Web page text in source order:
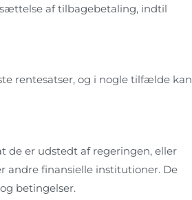
af tilbagebetaling, indtil
rentesatser, og i nogle tilfælde kan
de er udstedt af regeringen, eller
andre finansielle institutioner. De
betingelser.